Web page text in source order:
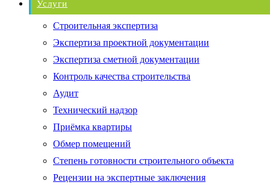
Услуги
Строительная экспертиза
Экспертиза проектной документации
Экспертиза сметной документации
Контроль качества строительства
Аудит
Технический надзор
Приёмка квартиры
Обмер помещений
Степень готовности строительного объекта
Рецензии на экспертные заключения